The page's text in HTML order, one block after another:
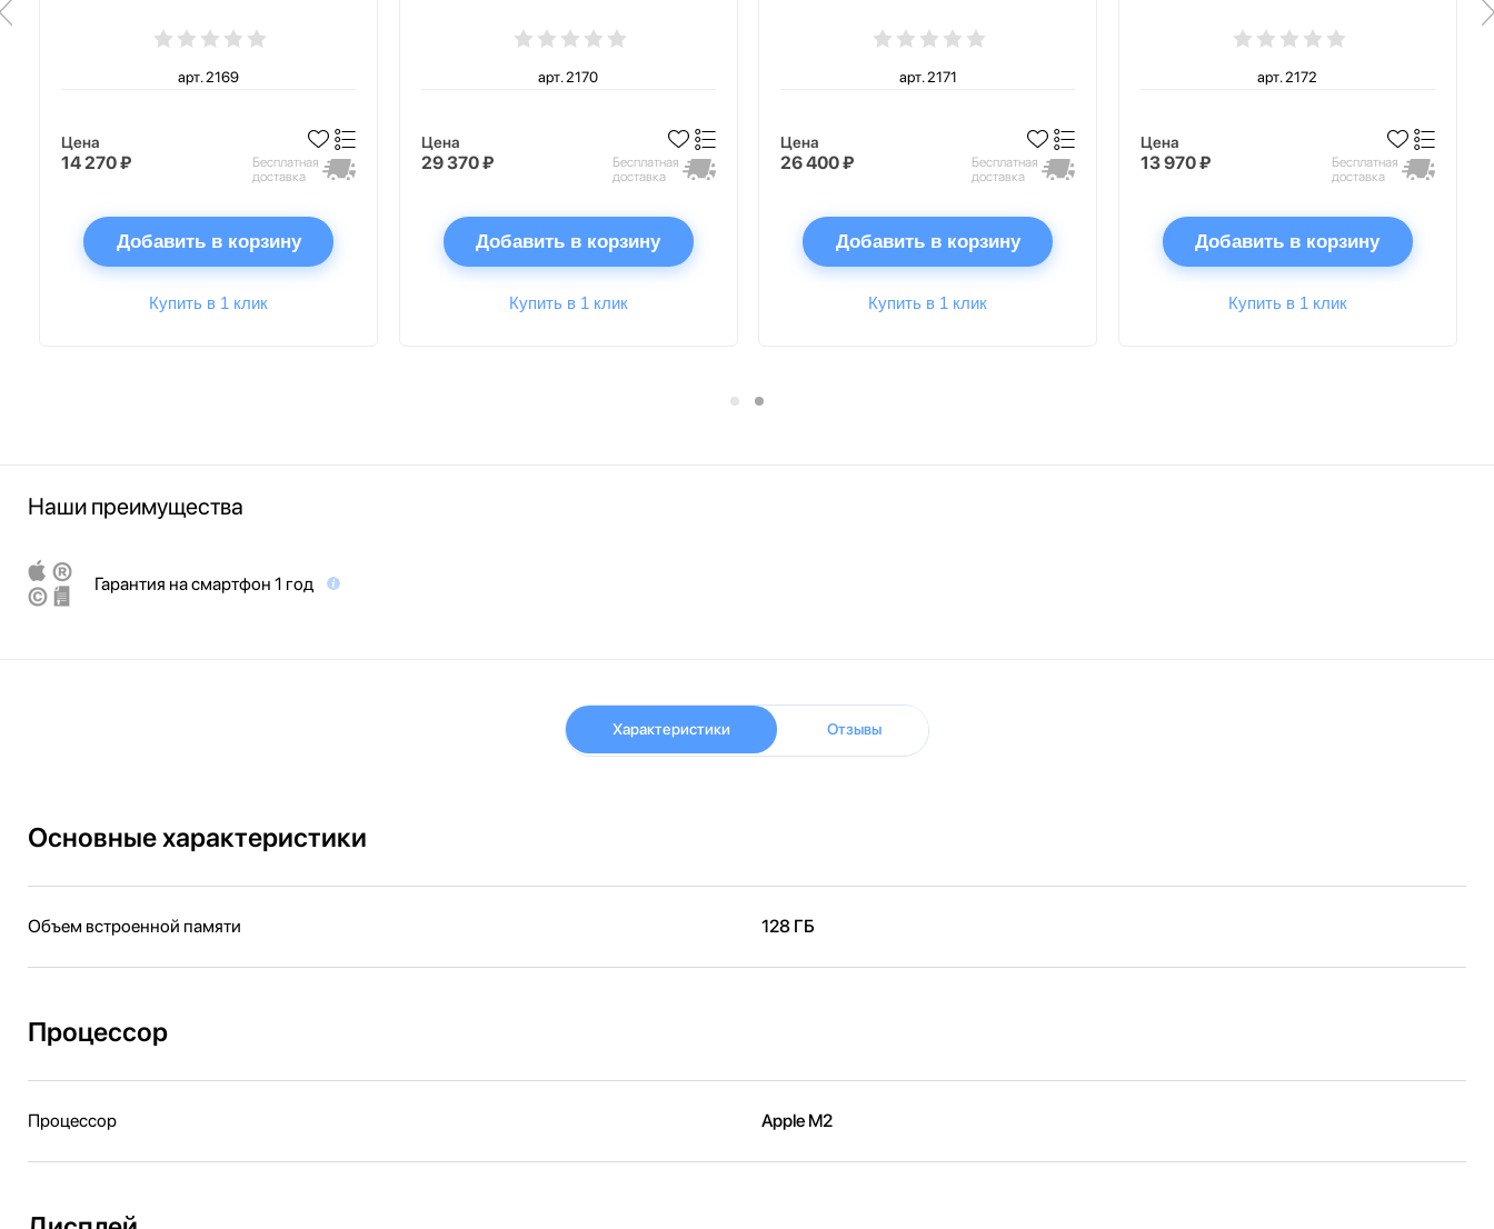
арт. 2169
Цена
14 270 ₽
Бесплатная
доставка
Добавить в корзину
Купить в 1 клик
арт. 2170
Цена
29 370 ₽
Бесплатная
доставка
Добавить в корзину
Купить в 1 клик
арт. 2171
Цена
26 400 ₽
Бесплатная
доставка
Добавить в корзину
Купить в 1 клик
арт. 2172
Цена
13 970 ₽
Бесплатная
доставка
Добавить в корзину
Купить в 1 клик
Наши преимущества
Гарантия на смартфон 1 год
Характеристики Отзывы
Основные характеристики
Объем встроенной памяти 128 ГБ
Процессор
Процессор Apple M2